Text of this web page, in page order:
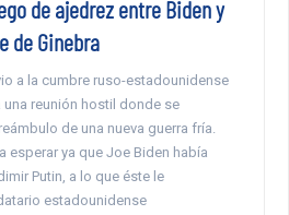
de ajedrez entre Biden y
de Ginebra
a la cumbre ruso-estadounidense
una reunión hostil donde se
de una nueva guerra fría.
esperar ya que Joe Biden había
Putin, a lo que éste le
estadounidense